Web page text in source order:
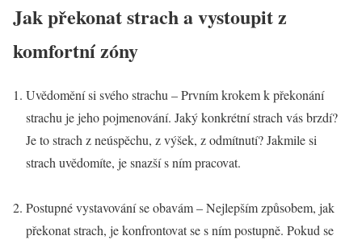
Jak překonat strach a vystoupit z
komfortní zóny
Uvědomění si svého strachu – Prvním krokem k překonání
strachu je jeho pojmenování. Jaký konkrétní strach vás brzdí?
Je to strach z neúspěchu, z výšek, z odmítnutí? Jakmile si
strach uvědomíte, je snazší s ním pracovat.
Postupné vystavování se obavám – Nejlepším způsobem, jak
překonat strach, je konfrontovat se s ním postupně. Pokud se